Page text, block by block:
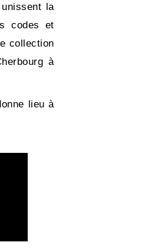
la
codes et
collection
à
lieu à